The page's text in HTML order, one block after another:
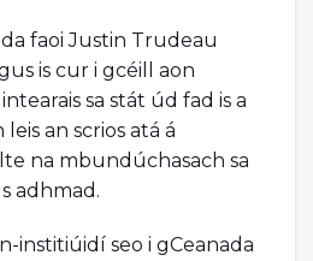
faoi Justin Trudeau
is cur i gcéill aon
sa stát úd fad is a
an scrios atá á
na mbundúchasach sa
adhmad.
institiúidí seo i gCeanada